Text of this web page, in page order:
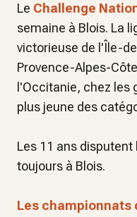
Le Challenge
semaine à Blois. La
victorieuse de l'Île-
Provence-Alpes-
l'Occitanie, chez les
plus jeune des
Les 11 ans
toujours à Blois.
Les championnats